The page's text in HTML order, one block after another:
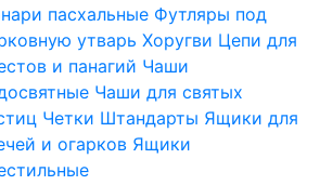
пасхальные Футляры под
утварь Хоругви Цепи для
и панагий Чаши
Чаши для святых
Четки Штандарты Ящики для
и огарков Ящики